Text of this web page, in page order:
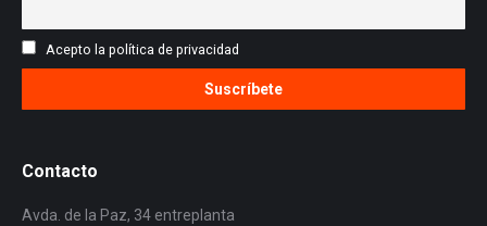
Acepto la política de privacidad
Contacto
Avda. de la Paz, 34 entreplanta